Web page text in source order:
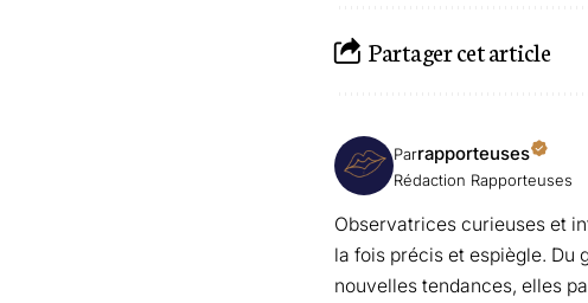
Partager cet article
Parrapporteuses
Rédaction Rapporteuses
Observatrices curieuses et
la fois précis et espiègle. Du
nouvelles tendances, elles